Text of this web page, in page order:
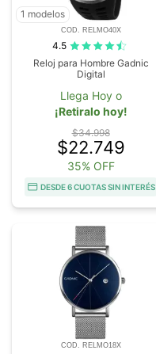
1 modelos
COD. RELMO40X
4.5
Reloj para Hombre Gadnic
Digital
Llega Hoy o
¡Retiralo hoy!
$34.998
$22.749
35% OFF
DESDE 6 CUOTAS SIN INTERÉS
COD. RELMO18X